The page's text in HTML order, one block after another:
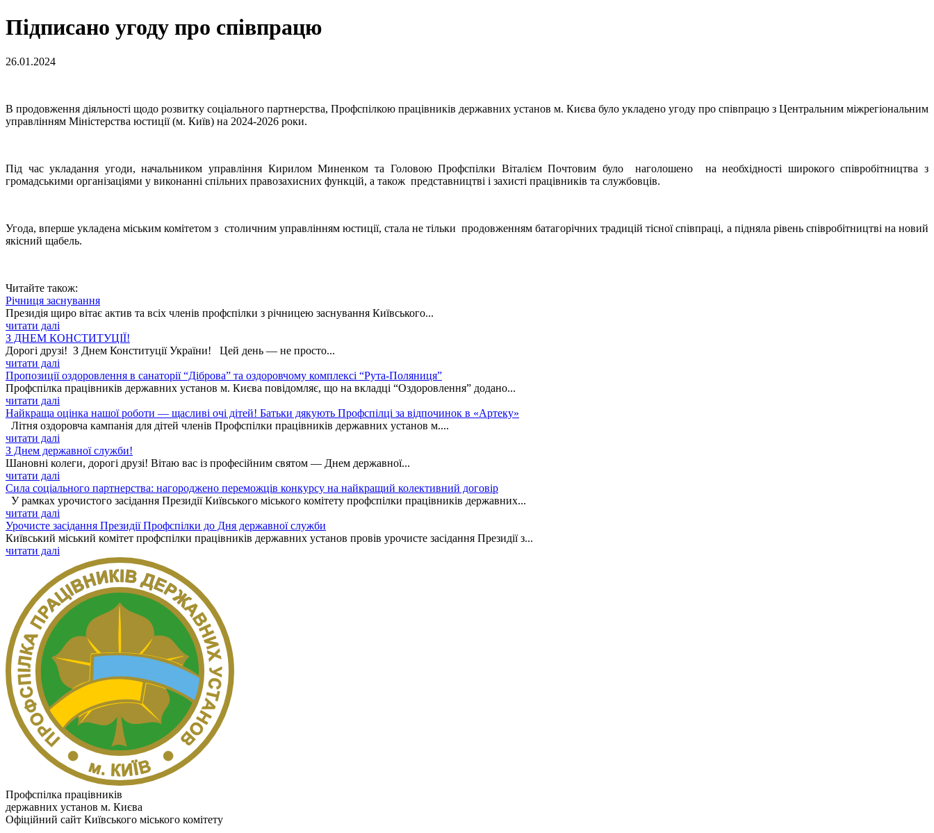
Підписано угоду про співпрацю
26.01.2024
В продовження діяльності щодо розвитку соціального партнерства, Профспілкою працівників державних установ м. Києва було укладено угоду про співпрацю з Центральним міжрегіональним
управлінням Міністерства юстиції (м. Київ) на 2024-2026 роки.
Під час укладання угоди, начальником управління Кирилом Миненком та Головою Профспілки Віталієм Почтовим було наголошено на необхідності широкого співробітництва з
громадськими організаціями у виконанні спільних правозахисних функцій, а також представництві і захисті працівників та службовців.
Угода, вперше укладена міським комітетом з столичним управлінням юстиції, стала не тільки продовженням батагорічних традицій тісної співпраці, а підняла рівень співробітництві на новий
якісний щабель.
Читайте також:
Річниця заснування
Президія щиро вітає актив та всіх членів профспілки з річницею заснування Київського...
читати далі
З ДНЕМ КОНСТИТУЦІЇ!
Дорогі друзі! З Днем Конституції України! Цей день — не просто...
читати далі
Пропозиції оздоровлення в санаторії “Діброва” та оздоровчому комплексі “Рута-Поляниця”
Профспілка працівників державних установ м. Києва повідомляє, що на вкладці “Оздоровлення” додано...
читати далі
Найкраща оцінка нашої роботи — щасливі очі дітей! Батьки дякують Профспілці за відпочинок в «Артеку»
Літня оздоровча кампанія для дітей членів Профспілки працівників державних установ м....
читати далі
З Днем державної служби!
Шановні колеги, дорогі друзі! Вітаю вас із професійним святом — Днем державної...
читати далі
Сила соціального партнерства: нагороджено переможців конкурсу на найкращий колективний договір
У рамках урочистого засідання Президії Київського міського комітету профспілки працівників державних...
читати далі
Урочисте засідання Президії Профспілки до Дня державної служби
Київський міський комітет профспілки працівників державних установ провів урочисте засідання Президії з...
читати далі
Профспілка працівників
державних установ м. Києва
Офіційний сайт Київського міського комітету